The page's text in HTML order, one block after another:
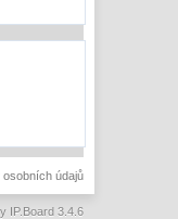
údajů
IP.Board 3.4.6